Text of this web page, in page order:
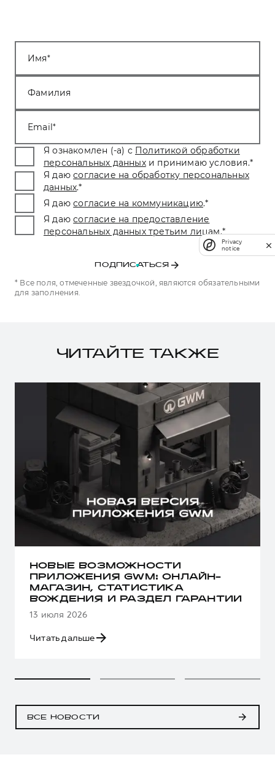
Имя
Фамилия
Email
Я ознакомлен (-а) с Политикой обработки
персональных данных и принимаю условия.*
Я даю согласие на обработку персональных
данных.*
Я даю согласие на коммуникацию.*
Я даю согласие на предоставление
персональных данных третьим лицам.*
ПОДПИСАТЬСЯ
* Все поля, отмеченные звездочкой, являются обязательными
для заполнения.
ЧИТАЙТЕ ТАКЖЕ
НОВЫЕ ВОЗМОЖНОСТИ
ПРИЛОЖЕНИЯ GWM: ОНЛАЙН-
МАГАЗИН, СТАТИСТИКА
ВОЖДЕНИЯ И РАЗДЕЛ ГАРАНТИИ
13 июля 2026
Читать дальше
ВСЕ НОВОСТИ
Privacy
notice